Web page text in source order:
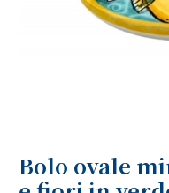
Bolo ovale